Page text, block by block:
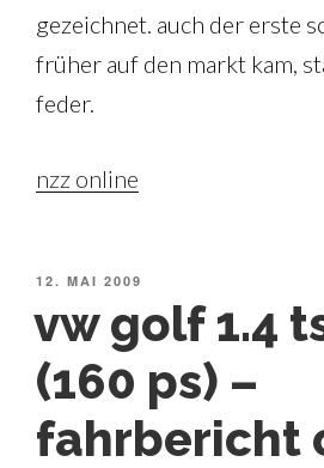
gezeichnet. auch der erste
früher auf den markt kam,
feder.
nzz online
VERÖFFENTLICHT
12. MAI 2009
vw golf 1.4
(160 ps) –
fahrbericht